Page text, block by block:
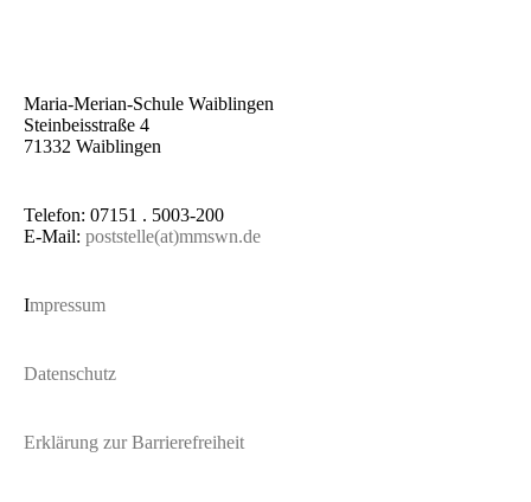
Maria-Merian-Schule Waiblingen
Steinbeisstraße 4
71332 Waiblingen
Telefon: 07151 . 5003-200
E-Mail: poststelle(at)mmswn.de
Impressum
Datenschutz
Erklärung zur Barrierefreiheit